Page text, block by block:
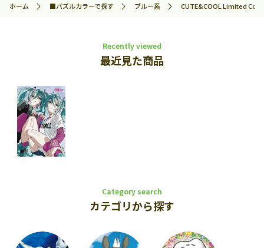
ホーム
■パズルカラーで探す ブルー系 CUTE&COOL Limited
Recently viewed
最近見た商品
Category search
カテゴリから探す